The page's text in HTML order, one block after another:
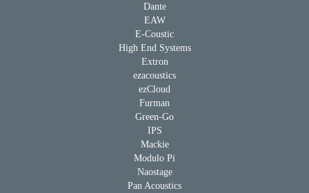
Dante
EAW
E-Coustic
High End Systems
Extron
ezacoustics
ezCloud
Furman
Green-Go
IPS
Mackie
Modulo Pi
Naostage
Pan Acoustics